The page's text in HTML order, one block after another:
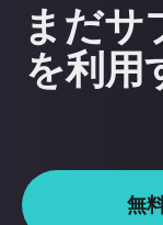
まだサ
を利用
無